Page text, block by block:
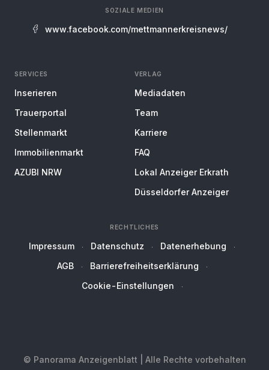
SOZIALE MEDIEN
www.facebook.com/mettmannerkreisnews/
SERVICES
Inserieren
Trauerportal
Stellenmarkt
Immobilienmarkt
AZUBI NRW
VERLAG
Mediadaten
Team
Karriere
FAQ
Lokal Anzeiger Erkrath
Düsseldorfer Anzeiger
RECHTLICHES
Impressum Datenschutz
Datenerhebung
AGB
Barrierefreiheitserklärung
Cookie-Einstellungen
© Panorama Anzeigenblatt | Alle Rechte vorbehalten